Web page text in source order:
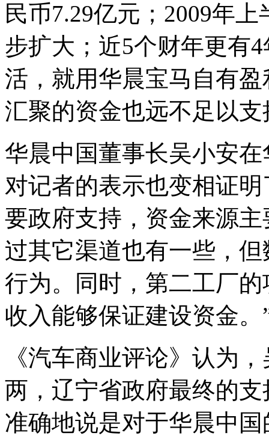
民币7.29亿元；2009年
步扩大；近5个财年更有
活，就用华晨宝马自有
汇聚的资金也远不足以
华晨中国董事长吴小安
对记者的表示也变相证
要政府支持，资金来源
过其它渠道也有一些，
行为。同时，第二工厂
收入能够保证建设资金。
《汽车商业评论》认为
两，辽宁省政府最终的
准确地说是对于华晨中